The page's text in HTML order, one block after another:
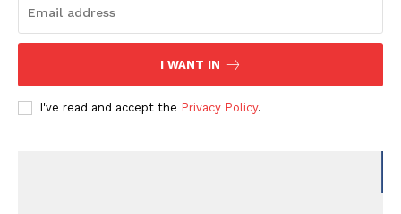
I WANT IN
I've read and accept the Privacy Policy.